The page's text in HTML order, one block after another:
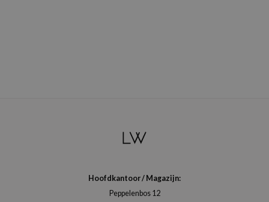
Hoofdkantoor / Magazijn:
Peppelenbos 12